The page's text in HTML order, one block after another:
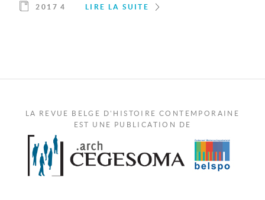
2017 4 LIRE LA SUITE
LA REVUE BELGE D'HISTOIRE CONTEMPORAINE
EST UNE PUBLICATION DE